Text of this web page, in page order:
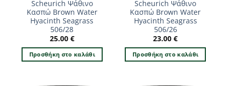
Scheurich Ψάθινο
Κασπώ Brown Water
Hyacinth Seagrass
506/28
25.00 €
Προσθήκη στο καλάθι
Scheurich Ψάθινο
Κασπώ Brown Water
Hyacinth Seagrass
506/26
23.00€
Προσθήκη στο καλάθι